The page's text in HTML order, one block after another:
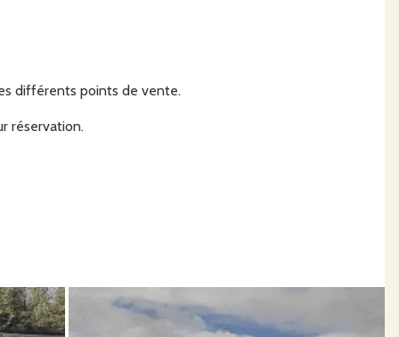
différents points de vente.
réservation.